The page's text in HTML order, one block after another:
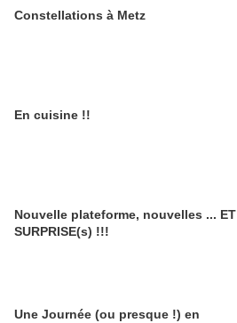
Constellations à Metz
En cuisine !!
Nouvelle plateforme, nouvelles ... ET
SURPRISE(s) !!!
Une Journée (ou presque !) en